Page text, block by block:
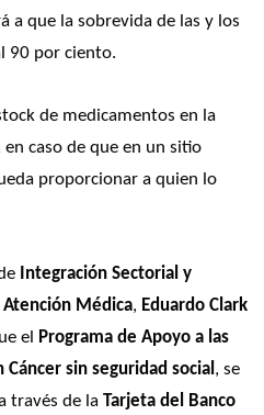
a que la sobrevida de las y los
90 por ciento.
en caso de que en un sitio
proporcionar a quien lo
Integración Sectorial y
Atención Médica, Eduardo Clark
el
Programa de Apoyo a las
sin seguridad social , se
través de la Tarjeta del Banco